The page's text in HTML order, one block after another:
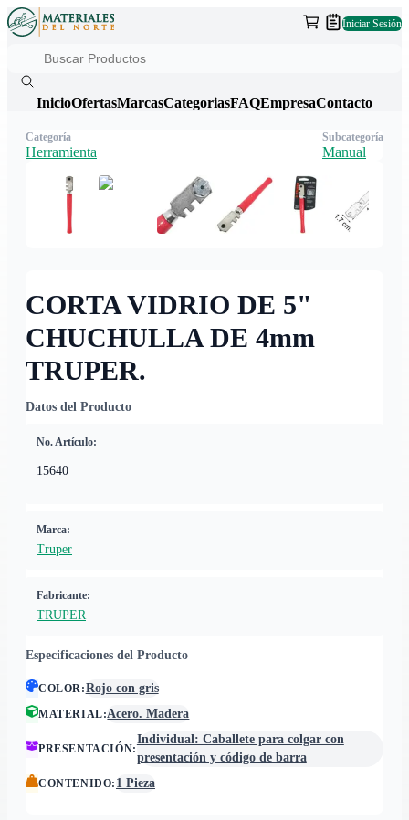
Iniciar Sesión
InicioOfertasMarcasCategoriasFAQEmpresaContacto
CORTA VIDRIO DE 5"
CHUCHULLA DE 4mm
TRUPER.
Datos del Producto
No. Artículo:
15640
Marca:
Truper
Fabricante:
TRUPER
Especificaciones del Producto
COLOR:Rojo con gris
MATERIAL:Acero. Madera
PRESENTACIÓN:
Individual: Caballete para colgar con
presentación y código de barra
CONTENIDO: 1 Pieza
Categoría
Herramienta
Subcategoría
Manual